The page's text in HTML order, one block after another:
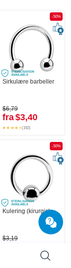
-50%
Sirkulære barbeller
$6,79
fra$3,40
(192)
-50%
Kulering (kirurgisk stål, sølv, skinnende finish)
$3,19
$1,60